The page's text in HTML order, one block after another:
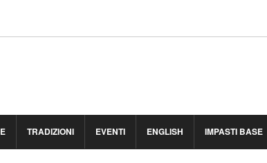
TRADIZIONI EVENTI ENGLISH IMPASTI BASE